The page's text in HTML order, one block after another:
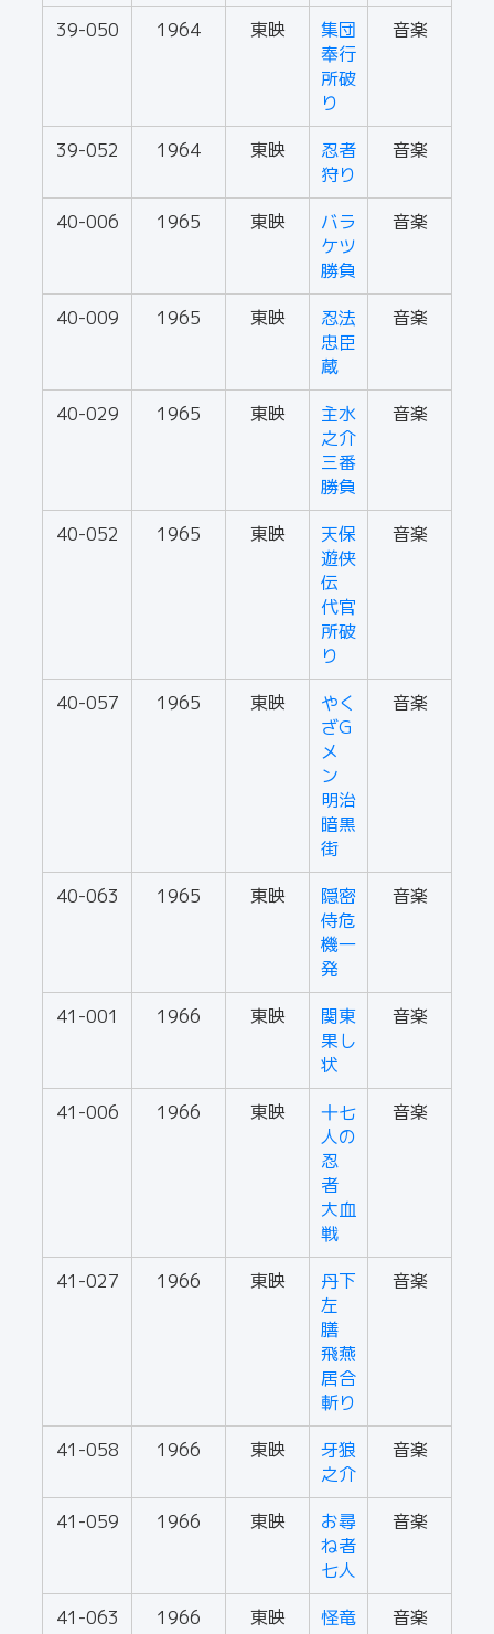
39-050
1964 東映
集団
奉行
所破
り
音楽
39-052 1964 東映
忍者
狩り
音楽
40-006 1965 東映
バラ
ケツ
勝負
音楽
40-009 1965 東映
忍法
忠臣
蔵
音楽
40-029 1965 東映
主水
之介
三番
勝負
音楽
40-052 1965 東映
天保
遊侠
伝
代官
所破
り
音楽
40-057 1965 東映
やく
ざG
メ
ン
明治
暗黒
街
音楽
40-063 1965 東映
隠密
侍危
機一
発
音楽
41-001 1966 東映
関東
果し
状
音楽
41-006 1966 東映
十七
人の
忍
者
大血
戦
音楽
41-027 1966 東映
丹下
左
膳
飛燕
居合
斬り
音楽
41-058 1966 東映
牙狼
之介
音楽
41-059 1966 東映
お尋
ね者
七人
音楽
41-063 1966 東映
怪竜
音楽